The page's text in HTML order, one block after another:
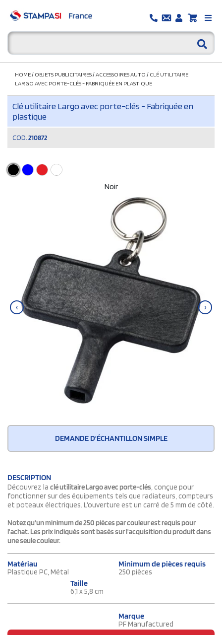
HOME/ OBJETS PUBLICITAIRES/ACCESSOIRES AUTO / CLÉ UTILITAIRE
LARGO AVEC PORTE-CLÉS - FABRIQUÉE EN PLASTIQUE
Clé utilitaire Largo avec porte-clés - Fabriquée en
plastique
COD. 210872
Noir
‹ ›
DEMANDE D'ÉCHANTILLON SIMPLE
DESCRIPTION
Découvrez la clé utilitaire Largo avec porte-clés, conçue pour
fonctionner sur des équipements tels que radiateurs, compteurs
et poteaux électriques. L’ouverture est un carré de 5 mm de côté.
Notez qu'un minimum de 250 pièces par couleur est requis pour
l'achat. Les prix indiqués sont basés sur l'acquisition du produit dans
une seule couleur.
Matériau
Plastique PC, Métal
Minimum de pièces requis
250 pièces
Taille
6,1 x 5,8 cm
Marque
PF Manufactured